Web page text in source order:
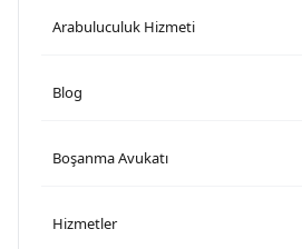
Arabuluculuk Hizmeti
Blog
Boşanma Avukatı
Hizmetler